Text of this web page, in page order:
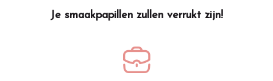
Je smaakpapillen zullen verrukt zijn!